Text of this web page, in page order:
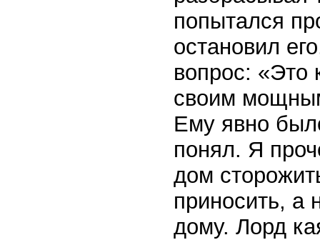
попытался
остановил
вопрос: «Это
своим
Ему явно
понял. Я
дом
приносить, а
дому. Лорд